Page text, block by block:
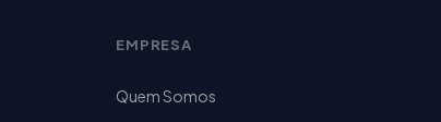
EMPRESA
Quem Somos